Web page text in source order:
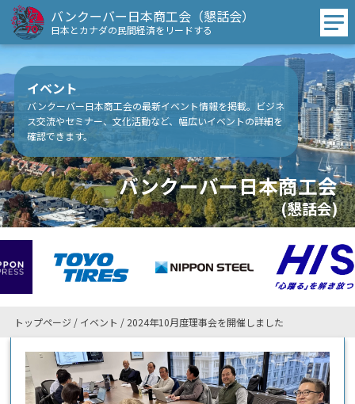
バンクーバー日本商工会（懇話会）
日本とカナダの民間経済をリードする
イベント
バンクーバー日本商工会の最新イベント情報を掲載。ビジネ
ス交流やセミナー、文化活動など、幅広いイベントの詳細を
確認できます。
バンクーバー日本商工会
(懇話会)
トップページ / イベント /2024年10月度理事会を開催しました